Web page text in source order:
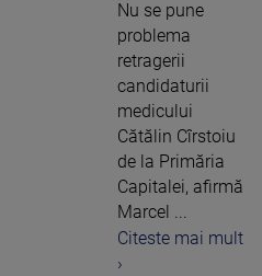
Nu se pune
problema
retragerii
candidaturii
medicului
Cătălin Cîrstoiu
de la Primăria
Capitalei, afirmă
Marcel ...
Citeste mai mult
›